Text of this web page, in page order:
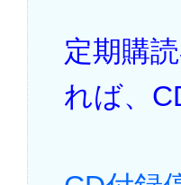
定期購
れば、